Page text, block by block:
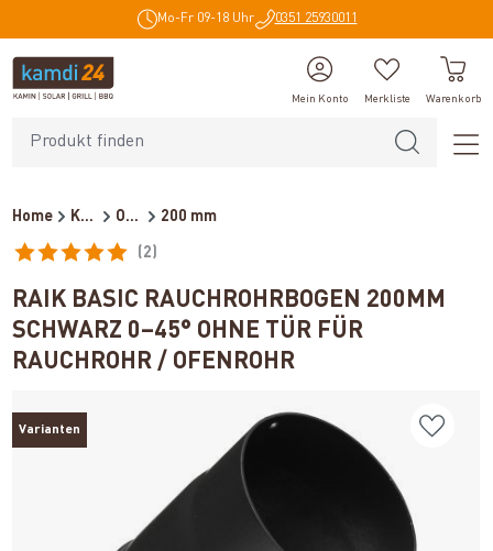
Mo-Fr 09-18 Uhr 0351 25930011
Mein Konto Merkliste Warenkorb
Home Kaminzubehör Ofenrohre für Holzöfen 200 mm
(2)
RAIK BASIC RAUCHROHRBOGEN 200MM
SCHWARZ 0–45° OHNE TÜR FÜR
RAUCHROHR / OFENROHR
Varianten